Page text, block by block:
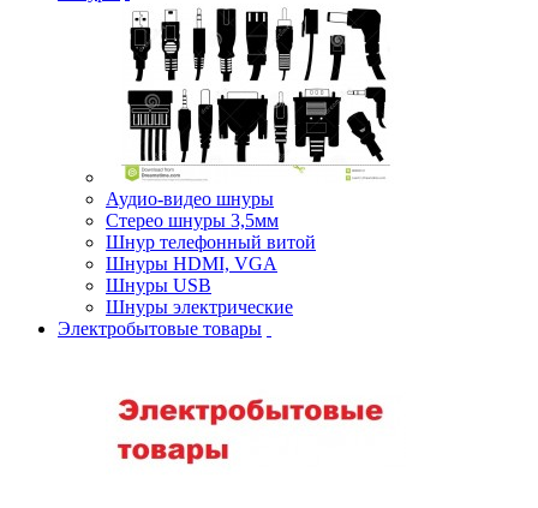
Аудио-видео шнуры
Стерео шнуры 3,5мм
Шнур телефонный витой
Шнуры HDMI, VGA
Шнуры USB
Шнуры электрические
Электробытовые товары